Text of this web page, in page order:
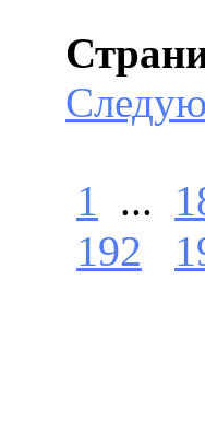
1 ...
192